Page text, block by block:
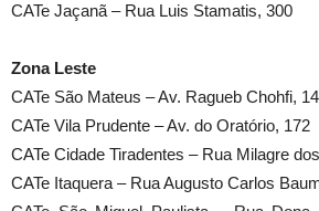
CATe Jaçanã – Rua Luis Stamatis, 300
Zona Leste
CATe São Mateus – Av. Ragueb Chohfi,
CATe Vila Prudente – Av. do Oratório, 172
CATe Cidade Tiradentes – Rua Milagre
CATe Itaquera – Rua Augusto Carlos